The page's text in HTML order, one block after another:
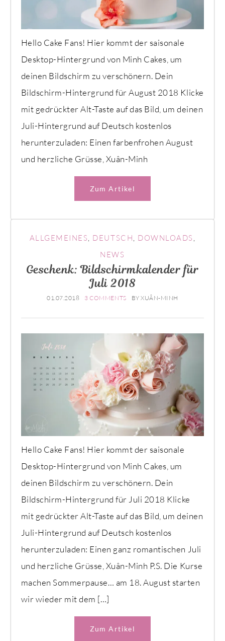
Hello Cake Fans! Hier kommt der saisonale
Desktop-Hintergrund von Minh Cakes, um
deinen Bildschirm zu verschönern. Dein
Bildschirm-Hintergrund für August 2018 Klicke
mit gedrückter Alt-Taste auf das Bild, um deinen
Juli-Hintergrund auf Deutsch kostenlos
herunterzuladen: Einen farbenfrohen August
und herzliche Grüsse, Xuân-Minh
Zum Artikel
ALLGEMEINES DEUTSCH DOWNLOADS
NEWS
Geschenk: Bildschirmkalender für
Juli 2018
01.07.2018 3 COMMENTS BYXUÂN-MINH
Hello Cake Fans! Hier kommt der saisonale
Desktop-Hintergrund von Minh Cakes, um
deinen Bildschirm zu verschönern. Dein
Bildschirm-Hintergrund für Juli 2018 Klicke
mit gedrückter Alt-Taste auf das Bild, um deinen
Juli-Hintergrund auf Deutsch kostenlos
herunterzuladen: Einen ganz romantischen Juli
und herzliche Grüsse, Xuân-Minh P.S. Die Kurse
machen Sommerpause… am 18. August starten
wir wieder mit dem […]
Zum Artikel